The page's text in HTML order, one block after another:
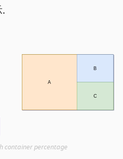
container percentage